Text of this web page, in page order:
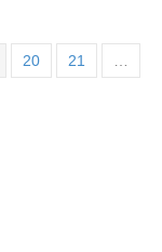
20 21